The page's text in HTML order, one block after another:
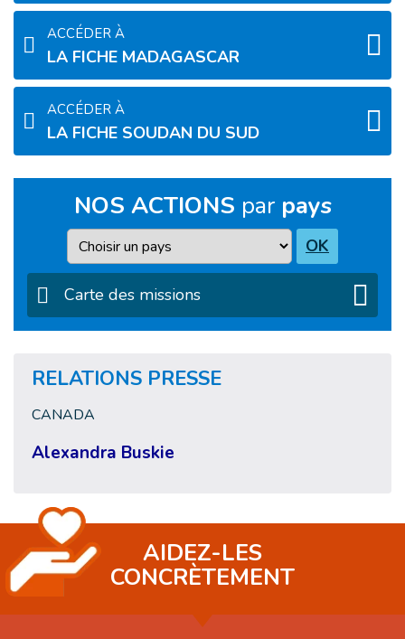
ACCÉDER À
LA FICHE MADAGASCAR
ACCÉDER À
LA FICHE SOUDAN DU SUD
NOS ACTIONS par pays
Pays OK
Carte des missions
RELATIONS PRESSE
CANADA
Alexandra Buskie
AIDEZ-LES
CONCRÈTEMENT